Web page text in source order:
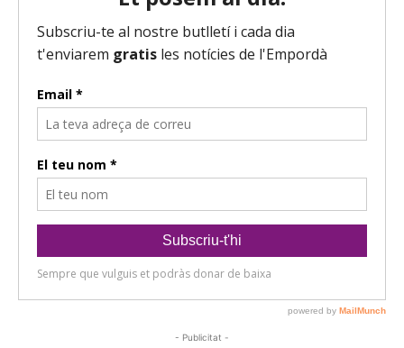
- Publicitat -